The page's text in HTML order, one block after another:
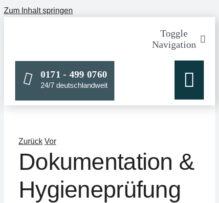
Zum Inhalt springen
Toggle
Navigation
Blog
0171 - 499 0760
24/7 deutschlandweit
Zurück Vor
Dokumentation &
Hygieneprüfung